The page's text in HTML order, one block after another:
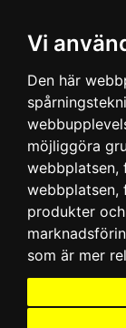
Vi
Den här
möjliggöra
webbplatsen,
webbplatsen,
produkter
som är mer